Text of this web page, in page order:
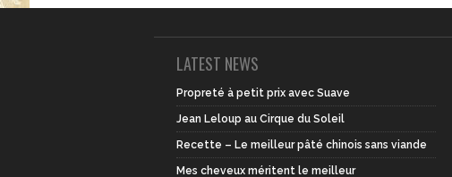
LATEST NEWS
Propreté à petit prix avec Suave
Jean Leloup au Cirque du Soleil
Recette – Le meilleur pâté chinois sans viande
Mes cheveux méritent le meilleur